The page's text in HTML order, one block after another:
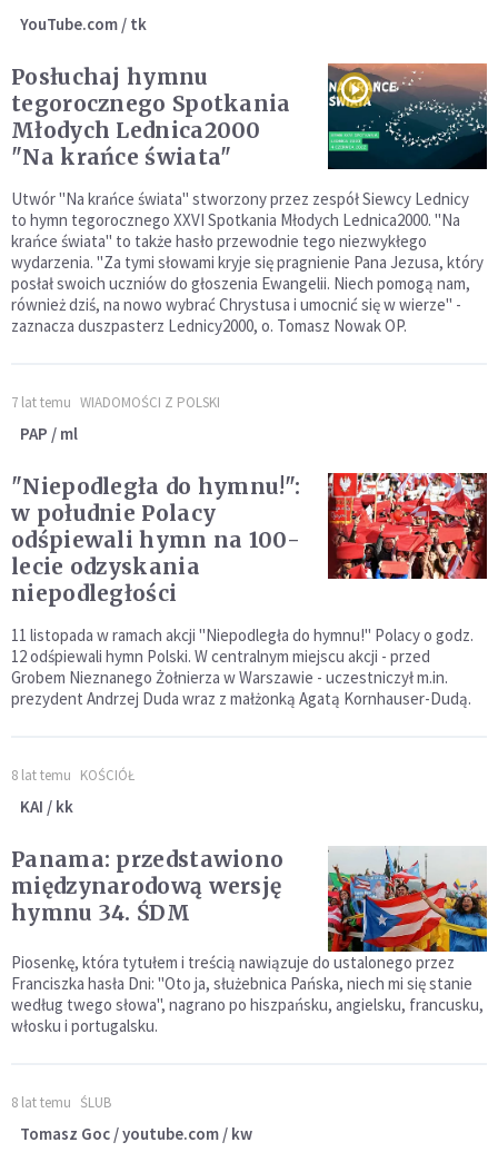
YouTube.com / tk
Posłuchaj hymnu
tegorocznego Spotkania
Młodych Lednica2000
"Na krańce świata"
Utwór "Na krańce świata" stworzony przez zespół Siewcy Lednicy
to hymn tegorocznego XXVI Spotkania Młodych Lednica2000. "Na
krańce świata" to także hasło przewodnie tego niezwykłego
wydarzenia. "Za tymi słowami kryje się pragnienie Pana Jezusa, który
posłał swoich uczniów do głoszenia Ewangelii. Niech pomogą nam,
również dziś, na nowo wybrać Chrystusa i umocnić się w wierze" -
zaznacza duszpasterz Lednicy2000, o. Tomasz Nowak OP.
7 lat temu WIADOMOŚCI Z POLSKI
PAP / ml
"Niepodległa do hymnu!":
w południe Polacy
odśpiewali hymn na 100-
lecie odzyskania
niepodległości
11 listopada w ramach akcji "Niepodległa do hymnu!" Polacy o godz.
12 odśpiewali hymn Polski. W centralnym miejscu akcji - przed
Grobem Nieznanego Żołnierza w Warszawie - uczestniczył m.in.
prezydent Andrzej Duda wraz z małżonką Agatą Kornhauser-Dudą.
8 lat temu KOŚCIÓŁ
KAI / kk
Panama: przedstawiono
międzynarodową wersję
hymnu 34. ŚDM
Piosenkę, która tytułem i treścią nawiązuje do ustalonego przez
Franciszka hasła Dni: "Oto ja, służebnica Pańska, niech mi się stanie
według twego słowa", nagrano po hiszpańsku, angielsku, francusku,
włosku i portugalsku.
8 lat temu ŚLUB
Tomasz Goc / youtube.com / kw